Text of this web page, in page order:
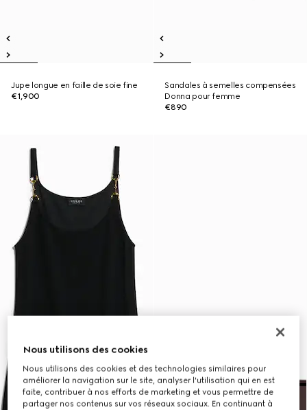
Jupe longue en faille de soie fine
€1,900
Sandales à semelles compensées
Donna pour femme
€890
Nous utilisons des cookies
Nous utilisons des cookies et des technologies similaires pour
améliorer la navigation sur le site, analyser l'utilisation qui en est
faite, contribuer à nos efforts de marketing et vous permettre de
partager nos contenus sur vos réseaux sociaux. En continuant à